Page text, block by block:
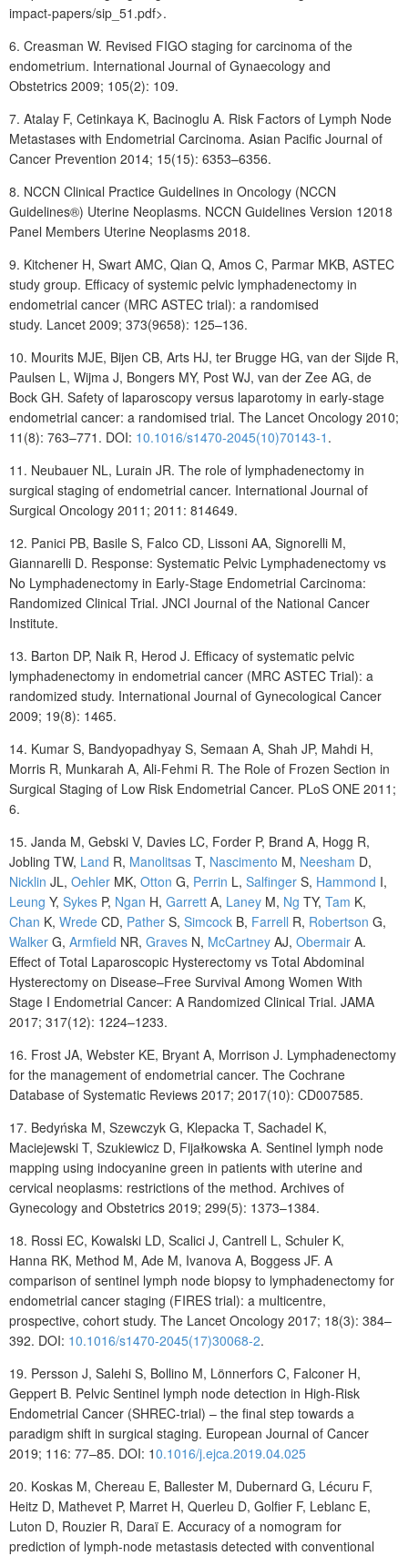
impact-papers/sip_51.pdf>.
6. Creasman W. Revised FIGO staging for carcinoma of the
endometrium. International Journal of Gynaecology and
Obstetrics 2009; 105(2): 109.
7. Atalay F, Cetinkaya K, Bacinoglu A. Risk Factors of Lymph Node
Metastases with Endometrial Carcinoma. Asian Pacific Journal of
Cancer Prevention 2014; 15(15): 6353–6356.
8. NCCN Clinical Practice Guidelines in Oncology (NCCN
Guidelines®) Uterine Neoplasms. NCCN Guidelines Version 12018
Panel Members Uterine Neoplasms 2018.
9. Kitchener H, Swart AMC, Qian Q, Amos C, Parmar MKB, ASTEC
study group. Efficacy of systemic pelvic lymphadenectomy in
endometrial cancer (MRC ASTEC trial): a randomised
study. Lancet 2009; 373(9658): 125–136.
10. Mourits MJE, Bijen CB, Arts HJ, ter Brugge HG, van der Sijde R,
Paulsen L, Wijma J, Bongers MY, Post WJ, van der Zee AG, de
Bock GH. Safety of laparoscopy versus laparotomy in early-stage
endometrial cancer: a randomised trial. The Lancet Oncology 2010;
11(8): 763–771. DOI: 10.1016/s1470-2045(10)70143-1 .
11. Neubauer NL, Lurain JR. The role of lymphadenectomy in
surgical staging of endometrial cancer. International Journal of
Surgical Oncology 2011; 2011: 814649.
12. Panici PB, Basile S, Falco CD, Lissoni AA, Signorelli M,
Giannarelli D. Response: Systematic Pelvic Lymphadenectomy vs
No Lymphadenectomy in Early-Stage Endometrial Carcinoma:
Randomized Clinical Trial. JNCI Journal of the National Cancer
Institute.
13. Barton DP, Naik R, Herod J. Efficacy of systematic pelvic
lymphadenectomy in endometrial cancer (MRC ASTEC Trial): a
randomized study. International Journal of Gynecological Cancer
2009; 19(8): 1465.
14. Kumar S, Bandyopadhyay S, Semaan A, Shah JP, Mahdi H,
Morris R, Munkarah A, Ali-Fehmi R. The Role of Frozen Section in
Surgical Staging of Low Risk Endometrial Cancer. PLoS ONE 2011;
6.
15. Janda M, Gebski V, Davies LC, Forder P, Brand A, Hogg R,
Jobling TW, Land R, Manolitsas T, Nascimento M, Neesham D,
Nicklin JL, Oehler MK, Otton G, Perrin L, Salfinger S, Hammond I,
Leung Y, Sykes P, Ngan H, Garrett A, Laney M, Ng TY, Tam K,
Chan K, Wrede CD, Pather S, Simcock B, Farrell R, Robertson G,
Walker G, Armfield NR, Graves N, McCartney AJ, Obermair A.
Effect of Total Laparoscopic Hysterectomy vs Total Abdominal
Hysterectomy on Disease–Free Survival Among Women With
Stage I Endometrial Cancer: A Randomized Clinical Trial. JAMA
2017; 317(12): 1224–1233.
16. Frost JA, Webster KE, Bryant A, Morrison J. Lymphadenectomy
for the management of endometrial cancer. The Cochrane
Database of Systematic Reviews 2017; 2017(10): CD007585.
17. Bedyńska M, Szewczyk G, Klepacka T, Sachadel K,
Maciejewski T, Szukiewicz D, Fijałkowska A. Sentinel lymph node
mapping using indocyanine green in patients with uterine and
cervical neoplasms: restrictions of the method. Archives of
Gynecology and Obstetrics 2019; 299(5): 1373–1384.
18. Rossi EC, Kowalski LD, Scalici J, Cantrell L, Schuler K,
Hanna RK, Method M, Ade M, Ivanova A, Boggess JF. A
comparison of sentinel lymph node biopsy to lymphadenectomy for
endometrial cancer staging (FIRES trial): a multicentre,
prospective, cohort study. The Lancet Oncology 2017; 18(3): 384–
392. DOI: 10.1016/s1470-2045(17)30068-2.
19. Persson J, Salehi S, Bollino M, Lönnerfors C, Falconer H,
Geppert B. Pelvic Sentinel lymph node detection in High-Risk
Endometrial Cancer (SHREC-trial) – the final step towards a
paradigm shift in surgical staging. European Journal of Cancer
2019; 116: 77–85. DOI: 10.1016/j.ejca.2019.04.025
20. Koskas M, Chereau E, Ballester M, Dubernard G, Lécuru F,
Heitz D, Mathevet P, Marret H, Querleu D, Golfier F, Leblanc E,
Luton D, Rouzier R, Daraï E. Accuracy of a nomogram for
prediction of lymph-node metastasis detected with conventional